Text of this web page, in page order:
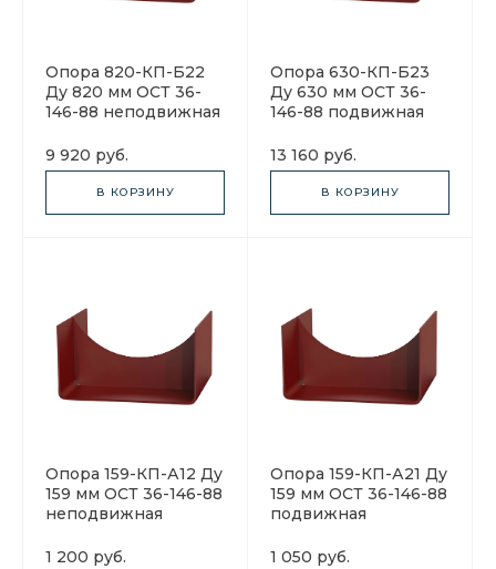
Опора 820-КП-Б22
Ду 820 мм ОСТ 36-
146-88 неподвижная
9 920 руб.
В КОРЗИНУ
Опора 630-КП-Б23
Ду 630 мм ОСТ 36-
146-88 подвижная
13 160 руб.
В КОРЗИНУ
Опора 159-КП-А12 Ду
159 мм ОСТ 36-146-88
неподвижная
1 200 руб.
Опора 159-КП-А21 Ду
159 мм ОСТ 36-146-88
подвижная
1 050 руб.